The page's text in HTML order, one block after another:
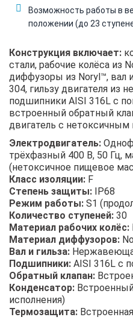
Возможность работы в
положении (до 23
Конструкция включает:
стали, рабочие колёса из
диффузоры из Noryl™, вал
304, гильзу двигателя из
подшипники AISI 316L с
встроенный обратный
двигатель с
Электродвигатель:
трёхфазный 400 В, 50 Гц,
(нетоксичное пищевое
Класс изоляции: F
Степень защиты: IP68
Режим работы: S1
Количество ступеней: 30
Материал рабочих колёс:
Материал диффузоров:
Вал и гильза:
Подшипники: AISI 316L с
Обратный клапан:
Конденсатор:
исполнения)
Термозащита: Встроенная